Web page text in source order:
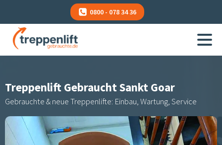
0800 - 078 34 36
Treppenlift GebrauchtSankt Goar
Gebrauchte & neue Treppenlifte: Einbau, Wartung, Service